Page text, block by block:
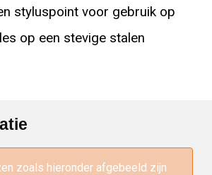
styluspoint voor gebruik op
op een stevige stalen
zoals hieronder afgebeeld zijn